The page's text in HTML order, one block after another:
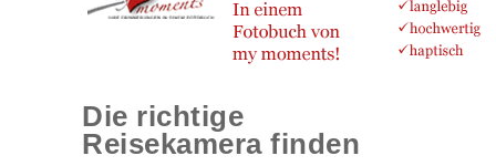
Die richtige
Reisekamera finden